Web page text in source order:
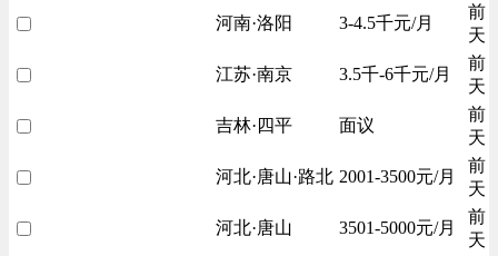
河南·洛阳 3-4.5千元/月
前
天
江苏·南京 3.5千-6千元/月
前
天
吉林·四平 面议
前
天
河北·唐山·路北 2001-3500元/月
前
天
河北·唐山 3501-5000元/月
前
天